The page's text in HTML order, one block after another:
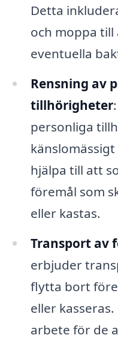
Detta
och moppa
eventuella
Rensning av
tillhörigheter
personliga
hjälpa till att
föremål som
eller kastas.
Transport av
erbjuder
flytta bort
eller
arbete för de